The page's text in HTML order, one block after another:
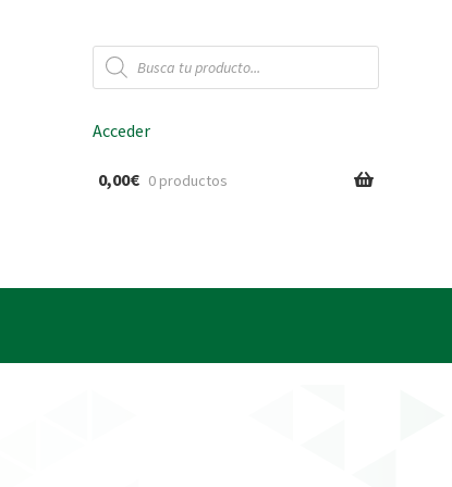
Búsqueda
de
productos
Acceder
0,00€ 0 productos